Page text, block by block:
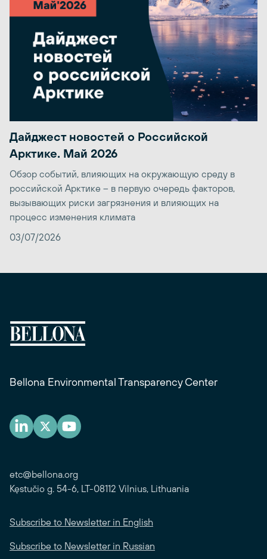
Дайджест новостей о Российской
Арктике. Май 2026
Обзор событий, влияющих на окружающую среду в
российской Арктике – в первую очередь факторов,
вызывающих риски загрязнения и влияющих на
процесс изменения климата
03/07/2026
Bellona Environmental Transparency Center
etc@bellona.org
Kęstučio g. 54-6, LT-08112 Vilnius, Lithuania
Subscribe to Newsletter in English
Subscribe to Newsletter in Russian